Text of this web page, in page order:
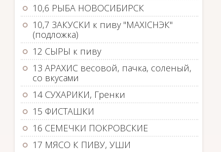
10,6 РЫБА НОВОСИБИРСК
10,7 ЗАКУСКИ к пиву "MAXIСНЭК"
(подложка)
12 СЫРЫ к пиву
13 АРАХИС весовой, пачка, соленый,
со вкусами
14 СУХАРИКИ, Гренки
15 ФИСТАШКИ
16 СЕМЕЧКИ ПОКРОВСКИЕ
17 МЯСО К ПИВУ, УШИ